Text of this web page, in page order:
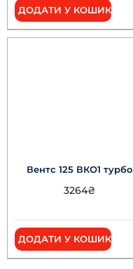
ДОДАТИ У КОШИК
Вентс 125 ВКО1 турбо
3264₴
ДОДАТИ У КОШИК